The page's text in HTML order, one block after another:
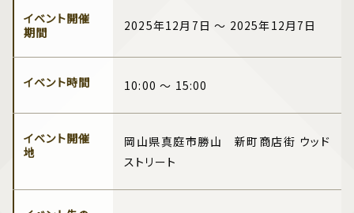
イベント開催
期間
2025年12月7日 ～ 2025年12月7日
イベント時間 10:00 ～ 15:00
イベント開催
地
岡山県真庭市勝山 新町商店街 ウッド
ストリート